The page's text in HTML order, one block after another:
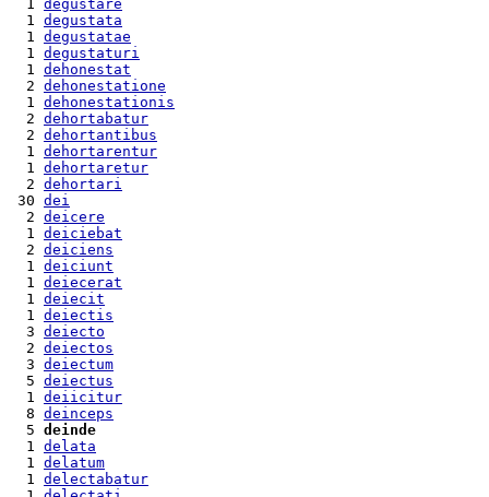
  1
degustare
  1
degustata
  1
degustatae
  1
degustaturi
  1
dehonestat
  2
dehonestatione
  1
dehonestationis
  2
dehortabatur
  2
dehortantibus
  1
dehortarentur
  1
dehortaretur
  2
dehortari
30 dei
  2
deicere
  1
deiciebat
  2
deiciens
  1
deiciunt
  1
deiecerat
  1
deiecit
  1
deiectis
  3
deiecto
  2
deiectos
  3
deiectum
  5
deiectus
  1
deiicitur
  8
deinceps
  5
deinde
  1
delata
  1
delatum
  1
delectabatur